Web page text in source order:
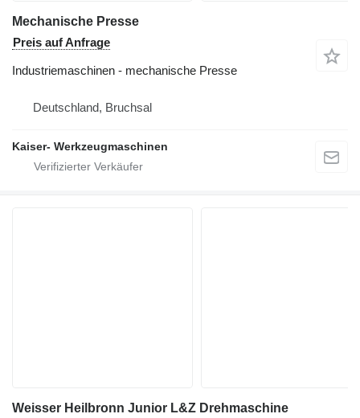
Mechanische Presse
Preis auf Anfrage
Industriemaschinen - mechanische Presse
Deutschland, Bruchsal
Kaiser- Werkzeugmaschinen
Weisser Heilbronn Junior L&Z Drehmaschine